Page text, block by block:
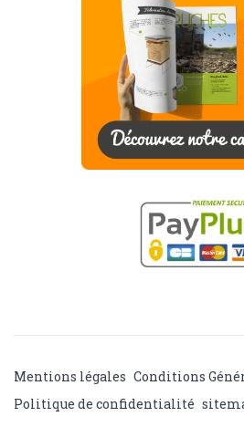
Mentions légales Conditions
Politique de confidentialité